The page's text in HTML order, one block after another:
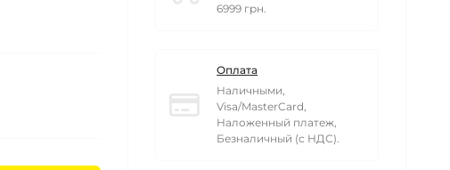
6999 грн.
Оплата
Наличными,
Visa/MasterCard,
Наложенный платеж,
Безналичный (с НДС).